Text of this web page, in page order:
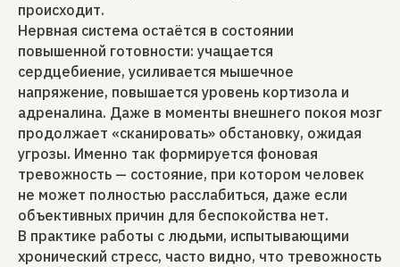
происходит.
Нервная система остаётся в состоянии
повышенной готовности: учащается
сердцебиение, усиливается мышечное
напряжение, повышается уровень кортизола и
адреналина. Даже в моменты внешнего покоя мозг
продолжает «сканировать» обстановку, ожидая
угрозы. Именно так формируется фоновая
тревожность — состояние, при котором человек
не может полностью расслабиться, даже если
объективных причин для беспокойства нет.
В практике работы с людьми, испытывающими
хронический стресс, часто видно, что тревожность